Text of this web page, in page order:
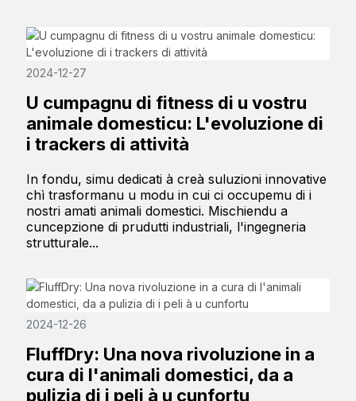
2024-12-27
U cumpagnu di fitness di u vostru
animale domesticu: L'evoluzione di
i trackers di attività
In fondu, simu dedicati à creà suluzioni innovative
chì trasformanu u modu in cui ci occupemu di i
nostri amati animali domestici. Mischiendu a
cuncepzione di prudutti industriali, l'ingegneria
strutturale...
2024-12-26
FluffDry: Una nova rivoluzione in a
cura di l'animali domestici, da a
pulizia di i peli à u cunfortu